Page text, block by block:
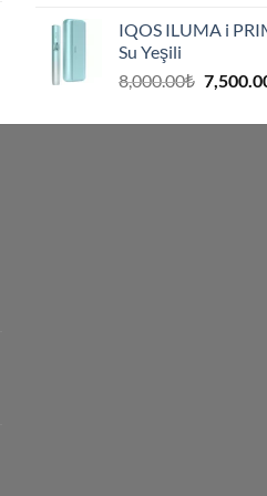
IQOS ILUMA i
Su Yeşili
8,000.00₺ Orijinal